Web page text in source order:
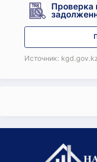
Проверка
Источник: